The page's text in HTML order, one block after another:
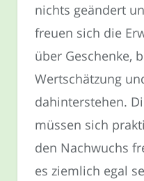
nichts geändert
freuen sich die
über Geschenke,
Wertschätzung
dahinterstehen.
müssen sich
den Nachwuchs
es ziemlich egal